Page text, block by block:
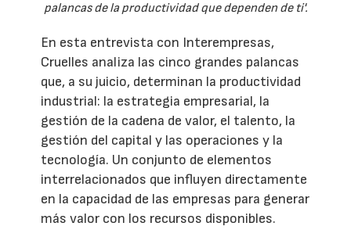
palancas de la productividad que dependen de ti'.
En esta entrevista con Interempresas,
Cruelles analiza las cinco grandes palancas
que, a su juicio, determinan la productividad
industrial: la estrategia empresarial, la
gestión de la cadena de valor, el talento, la
gestión del capital y las operaciones y la
tecnología. Un conjunto de elementos
interrelacionados que influyen directamente
en la capacidad de las empresas para generar
más valor con los recursos disponibles.